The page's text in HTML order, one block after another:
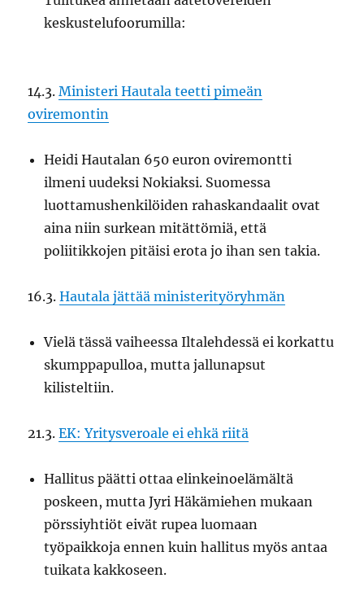
keskustelufoorumilla:
14.3.Ministeri Hautala teetti pimeän
oviremontin
Heidi Hautalan 650 euron oviremontti
ilmeni uudeksi Nokiaksi. Suomessa
luottamushenkilöiden rahaskandaalit ovat
aina niin surkean mitättömiä, että
poliitikkojen pitäisi erota jo ihan sen takia.
16.3.Hautala jättää ministerityöryhmän
Vielä tässä vaiheessa Iltalehdessä ei korkattu
skumppapulloa, mutta jallunapsut
kilisteltiin.
21.3.EK: Yritysveroale ei ehkä riitä
Hallitus päätti ottaa elinkeinoelämältä
poskeen, mutta Jyri Häkämiehen mukaan
pörssiyhtiöt eivät rupea luomaan
työpaikkoja ennen kuin hallitus myös antaa
tuikata kakkoseen.